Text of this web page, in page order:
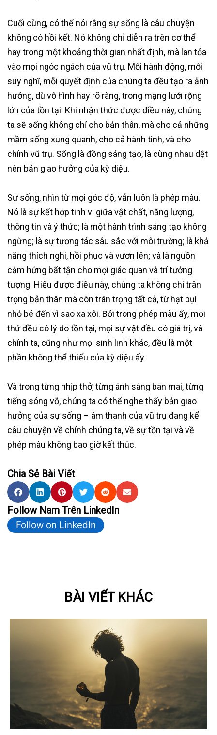
Cuối cùng, có thể nói rằng sự sống là câu chuyện
không có hồi kết. Nó không chỉ diễn ra trên cơ thể
hay trong một khoảng thời gian nhất định, mà lan tỏa
vào mọi ngóc ngách của vũ trụ. Mỗi hành động, mỗi
suy nghĩ, mỗi quyết định của chúng ta đều tạo ra ảnh
hưởng, dù vô hình hay rõ ràng, trong mạng lưới rộng
lớn của tồn tại. Khi nhận thức được điều này, chúng
ta sẽ sống không chỉ cho bản thân, mà cho cả những
mầm sống xung quanh, cho cả hành tinh, và cho
chính vũ trụ. Sống là đồng sáng tạo, là cùng nhau dệt
nên bản giao hưởng của kỳ diệu.
Sự sống, nhìn từ mọi góc độ, vẫn luôn là phép màu.
Nó là sự kết hợp tinh vi giữa vật chất, năng lượng,
thông tin và ý thức; là một hành trình sáng tạo không
ngừng; là sự tương tác sâu sắc với môi trường; là khả
năng thích nghi, hồi phục và vươn lên; và là nguồn
cảm hứng bất tận cho mọi giác quan và trí tưởng
tượng. Hiểu được điều này, chúng ta không chỉ trân
trọng bản thân mà còn trân trọng tất cả, từ hạt bụi
nhỏ bé đến vì sao xa xôi. Bởi trong phép màu ấy, mọi
thứ đều có lý do tồn tại, mọi sự vật đều có giá trị, và
chính ta, cũng như mọi sinh linh khác, đều là một
phần không thể thiếu của kỳ diệu ấy.
Và trong từng nhịp thở, từng ánh sáng ban mai, từng
tiếng sóng vỗ, chúng ta có thể nghe thấy bản giao
hưởng của sự sống – âm thanh của vũ trụ đang kể
câu chuyện về chính chúng ta, về sự tồn tại và về
phép màu không bao giờ kết thúc.
Chia Sẻ Bài Viết
Follow Nam Trên LinkedIn
Follow on LinkedIn
BÀI VIẾT KHÁC